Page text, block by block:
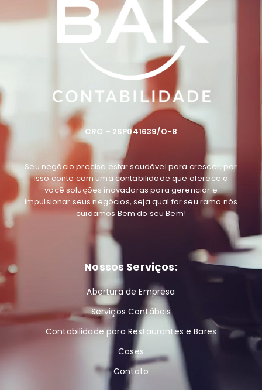
CRC – 2SP041639/O-8
Seu negócio precisa estar saudável para crescer, por
isso conte com uma contabilidade que oferece a
você soluções inovadoras para gerenciar e
impulsionar seus negócios, seja qual for seu ramo nós
cuidamos Bem do seu Bem!
Nossos Serviços:
Abertura de Empresa
Serviços Contábeis
Contabilidade para Restaurantes e Bares
Cases
Contato